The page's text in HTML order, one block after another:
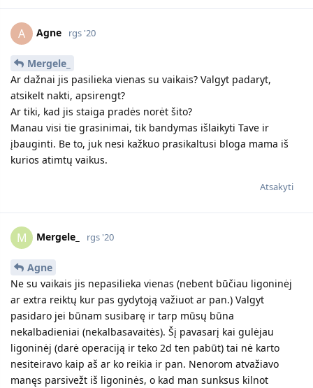
A Agne rgs '20
Mergele_
Ar dažnai jis pasilieka vienas su vaikais? Valgyt padaryt,
atsikelt nakti, apsirengt?
Ar tiki, kad jis staiga pradės norėt šito?
Manau visi tie grasinimai, tik bandymas išlaikyti Tave ir
įbauginti. Be to, juk nesi kažkuo prasikaltusi bloga mama iš
kurios atimtų vaikus.
Atsakyti
M Mergele_ rgs '20
Agne
Ne su vaikais jis nepasilieka vienas (nebent būčiau ligoninėj
ar extra reiktų kur pas gydytoją važiuot ar pan.) Valgyt
pasidaro jei būnam susibarę ir tarp mūsų būna
nekalbadieniai (nekalbasavaitės). Šį pavasarį kai gulėjau
ligoninėj (darė operaciją ir teko 2d ten pabūt) tai nė karto
nesiteiravo kaip aš ar ko reikia ir pan. Nenorom atvažiavo
manęs parsivežt iš ligoninės, o kad man sunksus kilnot